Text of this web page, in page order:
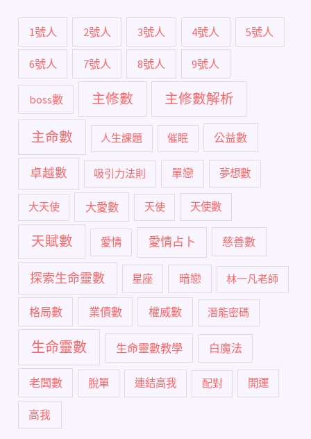
1號人 2號人 3號人 4號人 5號人
6號人 7號人 8號人 9號人
boss數 主修數 主修數解析
主命數 人生課題 催眠 公益數
卓越數 吸引力法則 單戀 夢想數
大天使 大愛數 天使 天使數
天賦數 愛情 愛情占卜 慈善數
探索生命靈數 星座 暗戀 林一凡老師
格局數 業債數 權威數 潛能密碼
生命靈數 生命靈數教學 白魔法
老闆數 脫單 連結高我 配對 開運
高我